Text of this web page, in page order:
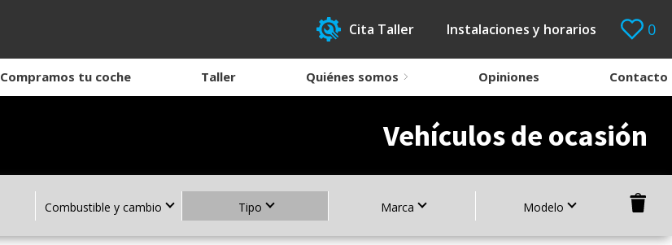
Cita Taller Instalaciones y horarios 0
Compramos tu coche Taller Quiénes somos Opiniones Contacto
Vehículos de ocasión
Combustible y cambio Tipo Marca Modelo